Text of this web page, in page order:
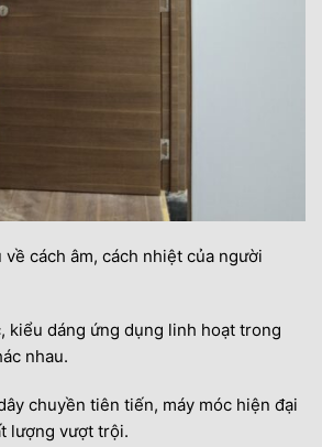
cách âm, cách nhiệt của người
kiểu dáng ứng dụng linh hoạt trong
nhau.
chuyền tiên tiến, máy móc hiện đại
lượng vượt trội.